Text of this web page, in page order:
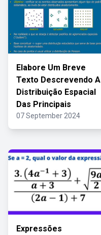
Elabore Um Breve
Texto Descrevendo A
Distribuição Espacial
Das Principais
07 September 2024
Expressões